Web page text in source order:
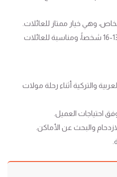
: تتسع لـ 13-16 شخصاً، ومناسبة للعائلات
والتركية أثناء رحلة مولات
احتياجات العميل.
والبحث عن الأماكن.